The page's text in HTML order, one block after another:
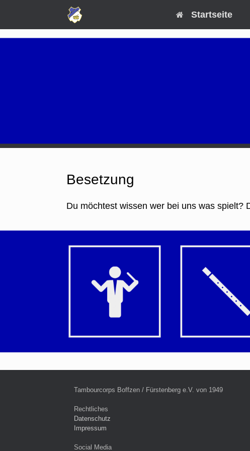
Startseite
Besetzung
Du möchtest wissen wer bei uns was spielt?
Tambourcorps Boffzen / Fürstenberg e.V. von 1949
Rechtliches
Datenschutz
Impressum
Social Media